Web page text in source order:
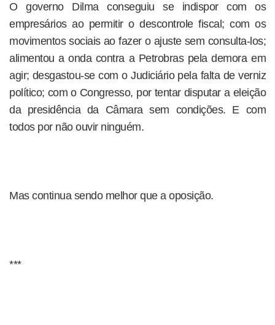
O governo Dilma conseguiu se indispor com os
empresários ao permitir o descontrole fiscal; com os
movimentos sociais ao fazer o ajuste sem consulta-los;
alimentou a onda contra a Petrobras pela demora em
agir; desgastou-se com o Judiciário pela falta de verniz
político; com o Congresso, por tentar disputar a eleição
da presidência da Câmara sem condições. E com
todos por não ouvir ninguém.
Mas continua sendo melhor que a oposição.
***